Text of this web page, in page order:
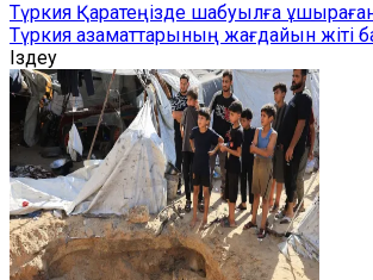
Түркия Қаратеңізде шабуылға
Түркия азаматтарының жағдайын жіті
Іздеу